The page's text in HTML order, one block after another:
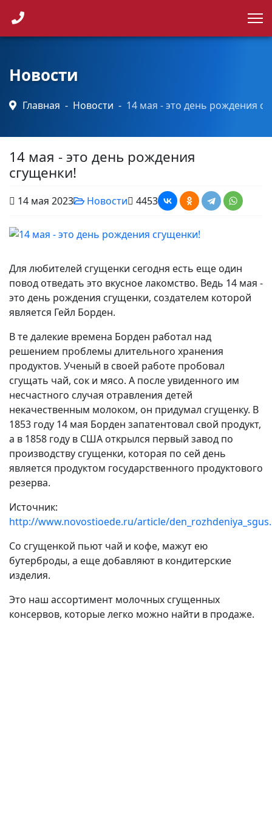
Точки продаж
Новости
Новости
Главная Новости 14 мая - это день рождения
14 мая - это день рождения
сгущенки!
14 мая 2023 Новости 4453
Для любителей сгущенки сегодня есть еще один
повод отведать это вкусное лакомство. Ведь 14 мая -
это день рождения сгущенки, создателем которой
является Гейл Борден.
В те далекие времена Борден работал над
решением проблемы длительного хранения
продуктов. Ученый в своей работе пробовал
сгущать чай, сок и мясо. А после увиденного им
несчастного случая отравления детей
некачественным молоком, он придумал сгущенку. В
1853 году 14 мая Борден запатентовал свой продукт,
а в 1858 году в США открылся первый завод по
производству сгущенки, которая по сей день
является продуктом государственного продуктового
резерва.
Источник:
http://www.novostioede.ru/article/
Со сгущенкой пьют чай и кофе, мажут ею
бутерброды, а еще добавляют в кондитерские
изделия.
Это наш ассортимент молочных сгущенных
консервов, которые легко можно найти в продаже.